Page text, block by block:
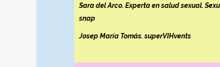
Sara del Arco. Experta en salud sexual.
snap
Josep María Tomás. superVIHvents